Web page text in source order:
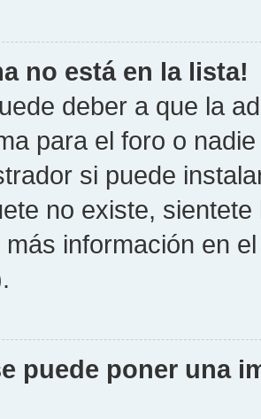
no está en la lista!
deber a que la
para el foro o
si puede
no existe,
información en
puede poner una